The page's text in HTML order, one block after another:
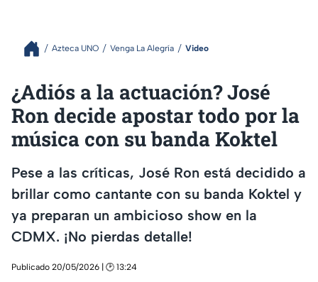
Azteca UNO Venga La Alegría Video
¿Adiós a la actuación? José
Ron decide apostar todo por la
música con su banda Koktel
Pese a las críticas, José Ron está decidido a
brillar como cantante con su banda Koktel y
ya preparan un ambicioso show en la
CDMX. ¡No pierdas detalle!
Publicado 20/05/2026 | 🕑 13:24